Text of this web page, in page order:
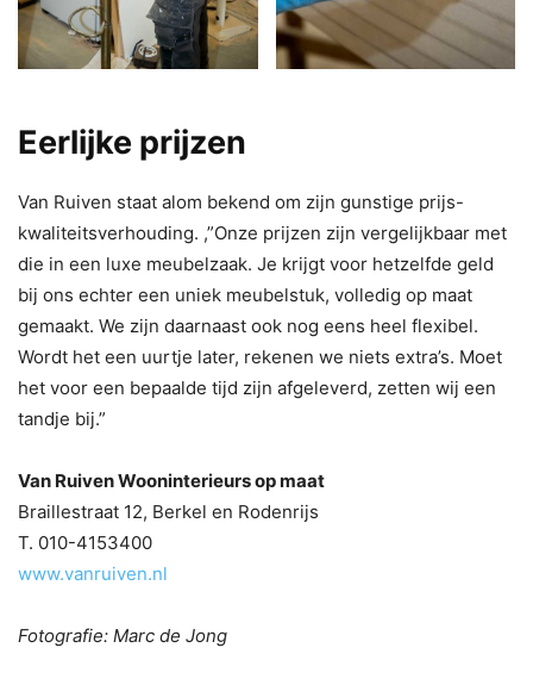
Eerlijke prijzen
Van Ruiven staat alom bekend om zijn gunstige prijs-
kwaliteitsverhouding. ,”Onze prijzen zijn vergelijkbaar met
die in een luxe meubelzaak. Je krijgt voor hetzelfde geld
bij ons echter een uniek meubelstuk, volledig op maat
gemaakt. We zijn daarnaast ook nog eens heel flexibel.
Wordt het een uurtje later, rekenen we niets extra’s. Moet
het voor een bepaalde tijd zijn afgeleverd, zetten wij een
tandje bij.”
Van Ruiven Wooninterieurs op maat
Braillestraat 12, Berkel en Rodenrijs
T. 010-4153400
www.vanruiven.nl
Fotografie: Marc de Jong